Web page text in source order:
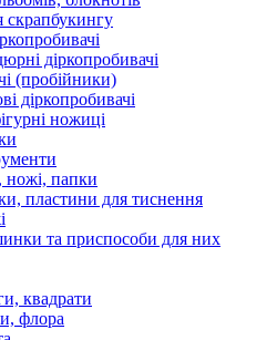
скрапбукингу
діркопробивачі
(пробійники)
діркопробивачі
ножиці
папки
пластини для тиснення
та приспособи для них
квадрати
флора